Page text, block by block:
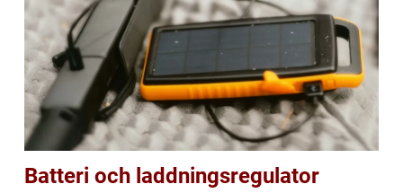
Batteri och laddningsregulator